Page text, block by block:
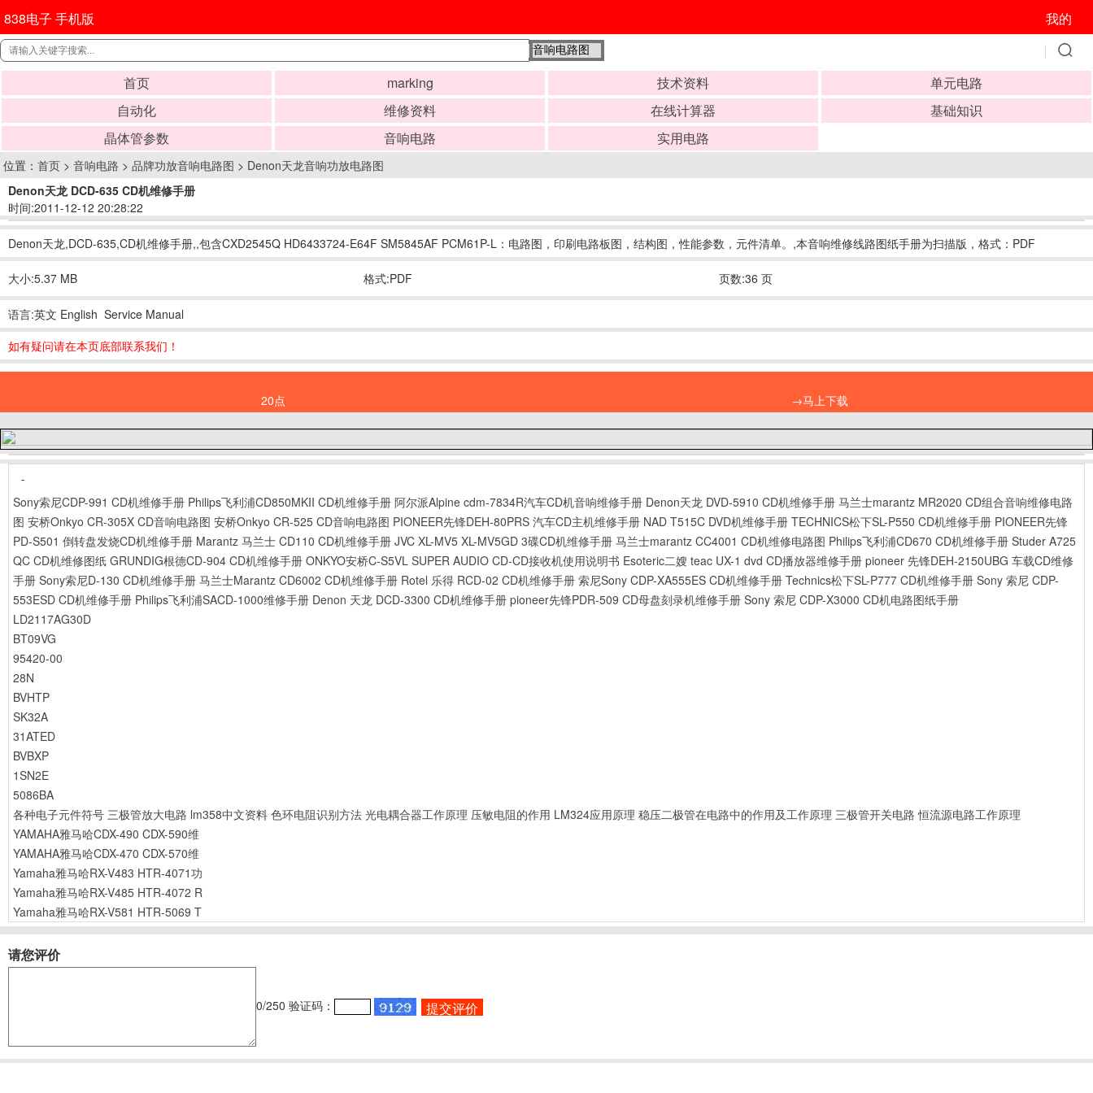
838电子 手机版 我的
首页 marking 技术资料
单元电路
自动化
维修资料 在线计算器
基础知识
晶体管参数
音响电路 实用电路
位置： 首页 > 音响电路 > 品牌功放音响电路图 > Denon天龙音响功放电路图
Denon天龙 DCD-635 CD机维修手册
时间:2011-12-12 20:28:22
Denon天龙,DCD-635,CD机维修手册,,包含CXD2545Q HD6433724-E64F SM5845AF PCM61P-L：电路图，印刷电路板图，结构图，性能参数，元件清单。,本音响维修线路图纸手册为扫描版，格式：PDF
大小:5.37 MB 格式:PDF 页数:36 页
语言:英文 English Service Manual
如有疑问请在本页底部联系我们！
20点 →马上下载
-
Sony索尼CDP-991 CD机维修手册 Philips飞利浦CD850MKII CD机维修手册 阿尔派Alpine cdm-7834R汽车CD机音响维修手册 Denon天龙 DVD-5910 CD机维修手册 马兰士marantz MR2020 CD组合音响维修电路
图 安桥Onkyo CR-305X CD音响电路图 安桥Onkyo CR-525 CD音响电路图 PIONEER先锋DEH-80PRS 汽车CD主机维修手册 NAD T515C DVD机维修手册 TECHNICS松下SL-P550 CD机维修手册 PIONEER先锋
PD-S501 倒转盘发烧CD机维修手册 Marantz 马兰士 CD110 CD机维修手册 JVC XL-MV5 XL-MV5GD 3碟CD机维修手册 马兰士marantz CC4001 CD机维修电路图 Philips飞利浦CD670 CD机维修手册 Studer A725
QC CD机维修图纸 GRUNDIG根德CD-904 CD机维修手册 ONKYO安桥C-S5VL SUPER AUDIO CD-CD接收机使用说明书 Esoteric二嫂 teac UX-1 dvd CD播放器维修手册 pioneer 先锋DEH-2150UBG 车载CD维修
手册 Sony索尼D-130 CD机维修手册 马兰士Marantz CD6002 CD机维修手册 Rotel 乐得 RCD-02 CD机维修手册 索尼Sony CDP-XA555ES CD机维修手册 Technics松下SL-P777 CD机维修手册 Sony 索尼 CDP-
553ESD CD机维修手册 Philips飞利浦SACD-1000维修手册 Denon 天龙 DCD-3300 CD机维修手册 pioneer先锋PDR-509 CD母盘刻录机维修手册 Sony 索尼 CDP-X3000 CD机电路图纸手册
LD2117AG30D
BT09VG
95420-00
28N
BVHTP
SK32A
31ATED
BVBXP
1SN2E
5086BA
各种电子元件符号 三极管放大电路 lm358中文资料 色环电阻识别方法 光电耦合器工作原理 压敏电阻的作用 LM324应用原理 稳压二极管在电路中的作用及工作原理 三极管开关电路 恒流源电路工作原理
YAMAHA雅马哈CDX-490 CDX-590维
YAMAHA雅马哈CDX-470 CDX-570维
Yamaha雅马哈RX-V483 HTR-4071功
Yamaha雅马哈RX-V485 HTR-4072 R
Yamaha雅马哈RX-V581 HTR-5069 T
请您评价
0/250 验证码：